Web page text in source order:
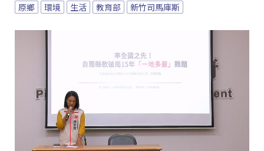
原鄉 環境 生活 教育部 新竹司馬庫斯